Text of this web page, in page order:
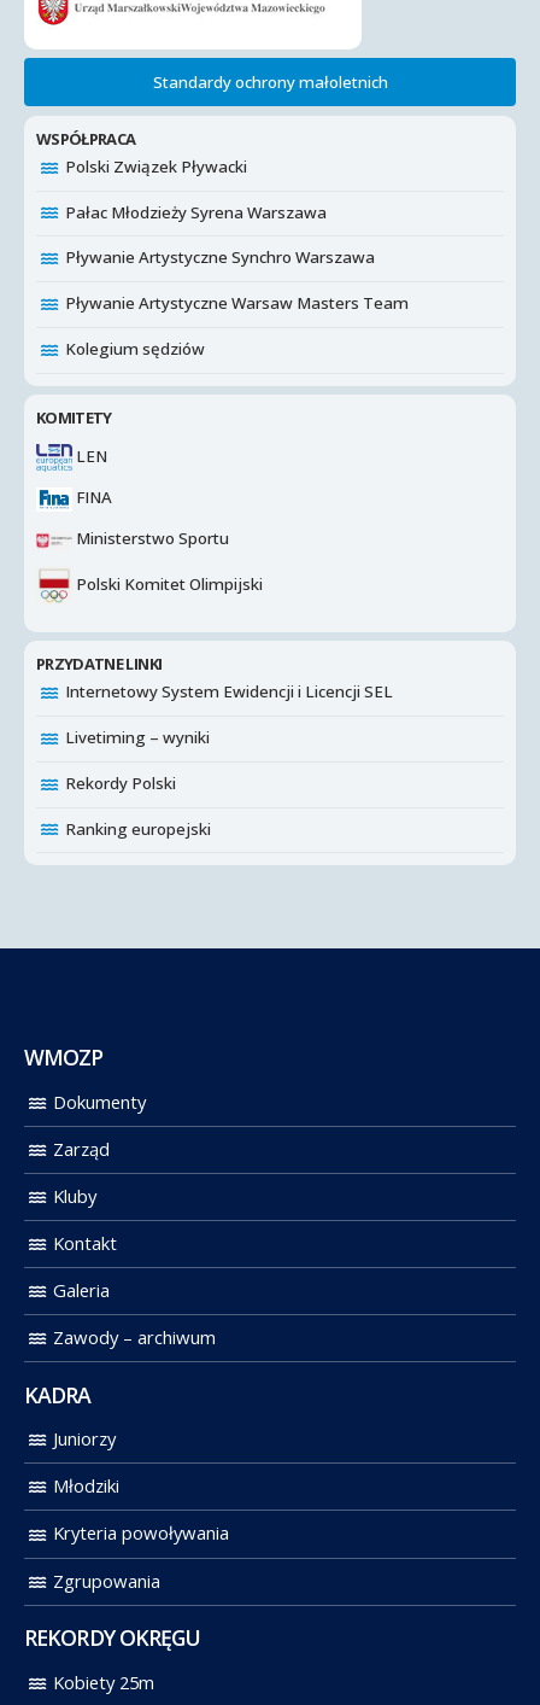
Standardy ochrony małoletnich
WSPÓŁPRACA
Polski Związek Pływacki
Pałac Młodzieży Syrena Warszawa
Pływanie Artystyczne Synchro Warszawa
Pływanie Artystyczne Warsaw Masters Team
Kolegium sędziów
KOMITETY
LEN
FINA
Ministerstwo Sportu
Polski Komitet Olimpijski
PRZYDATNE LINKI
Internetowy System Ewidencji i Licencji SEL
Livetiming – wyniki
Rekordy Polski
Ranking europejski
WMOZP
Dokumenty
Zarząd
Kluby
Kontakt
Galeria
Zawody – archiwum
KADRA
Juniorzy
Młodziki
Kryteria powoływania
Zgrupowania
REKORDY OKRĘGU
Kobiety 25m